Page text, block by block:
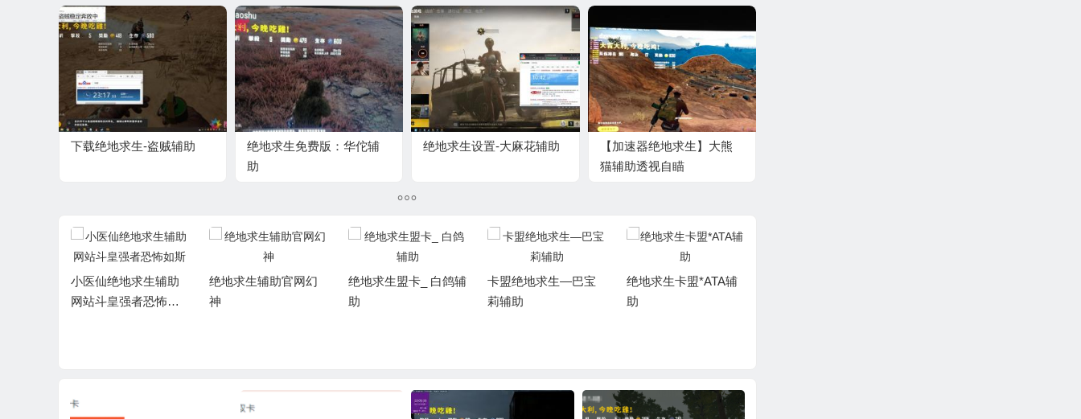
下载绝地求生-盗贼辅助
绝地求生免费版：华佗辅
助
绝地求生设置-大麻花辅助
【加速器绝地求生】大熊
猫辅助透视自瞄
小医仙绝地求生辅助
网站斗皇强者恐怖如
绝地求生辅助官网幻
神
绝地求生盟卡_ 白鸽辅
助
卡盟绝地求生—巴宝
莉辅助
绝地求生卡盟*ATA辅
助